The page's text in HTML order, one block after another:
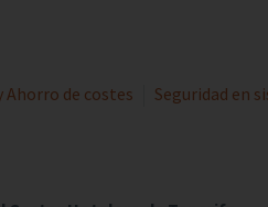
Ahorro de costes
Seguridad en